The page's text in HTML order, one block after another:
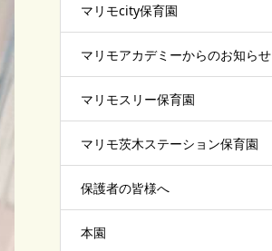
マリモcity保育園
マリモアカデミーからのお知らせ
マリモスリー保育園
マリモ茨木ステーション保育園
保護者の皆様へ
本園